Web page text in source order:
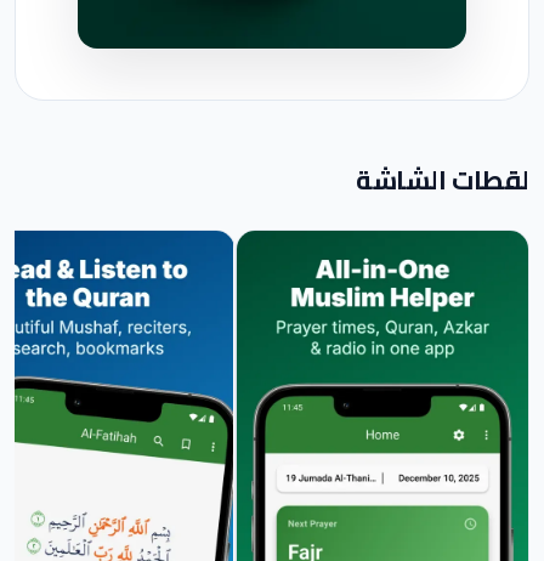
لقطات الشاشة